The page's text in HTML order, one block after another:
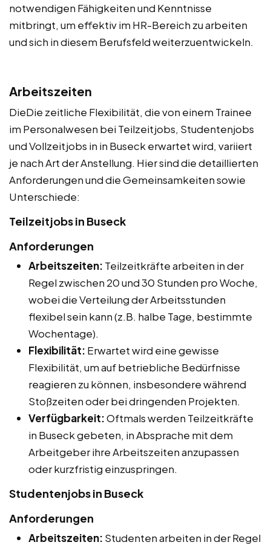
notwendigen Fähigkeiten und Kenntnisse
mitbringt, um effektiv im HR-Bereich zu arbeiten
und sich in diesem Berufsfeld weiterzuentwickeln.
Arbeitszeiten
DieDie zeitliche Flexibilität, die von einem Trainee
im Personalwesen bei Teilzeitjobs, Studentenjobs
und Vollzeitjobs in in Buseck erwartet wird, variiert
je nach Art der Anstellung. Hier sind die detaillierten
Anforderungen und die Gemeinsamkeiten sowie
Unterschiede:
Teilzeitjobs in Buseck
Anforderungen
Arbeitszeiten: Teilzeitkräfte arbeiten in der
Regel zwischen 20 und 30 Stunden pro Woche,
wobei die Verteilung der Arbeitsstunden
flexibel sein kann (z.B. halbe Tage, bestimmte
Wochentage).
Flexibilität: Erwartet wird eine gewisse
Flexibilität, um auf betriebliche Bedürfnisse
reagieren zu können, insbesondere während
Stoßzeiten oder bei dringenden Projekten.
Verfügbarkeit:Oftmals werden Teilzeitkräfte
in Buseck gebeten, in Absprache mit dem
Arbeitgeber ihre Arbeitszeiten anzupassen
oder kurzfristig einzuspringen.
Studentenjobs in Buseck
Anforderungen
Arbeitszeiten: Studenten arbeiten in der Regel